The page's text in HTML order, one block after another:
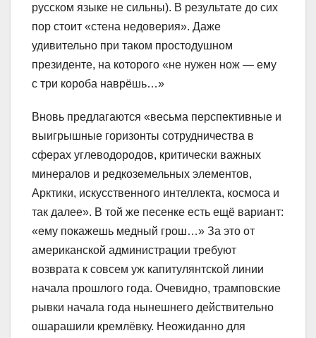
русском языке не сильны). В результате до сих
пор стоит «стена недоверия». Даже
удивительно при таком простодушном
президенте, на которого «не нужен нож — ему
с три короба наврёшь…»
Вновь предлагаются «весьма перспективные и
выигрышные горизонты сотрудничества в
сферах углеводородов, критически важных
минералов и редкоземельных элементов,
Арктики, искусственного интеллекта, космоса и
так далее». В той же песенке есть ещё вариант:
«ему покажешь медный грош…» За это от
американской администрации требуют
возврата к совсем уж капитулянтской линии
начала прошлого года. Очевидно, трамповские
рывки начала года нынешнего действительно
ошарашили кремлёвку. Неожиданно для